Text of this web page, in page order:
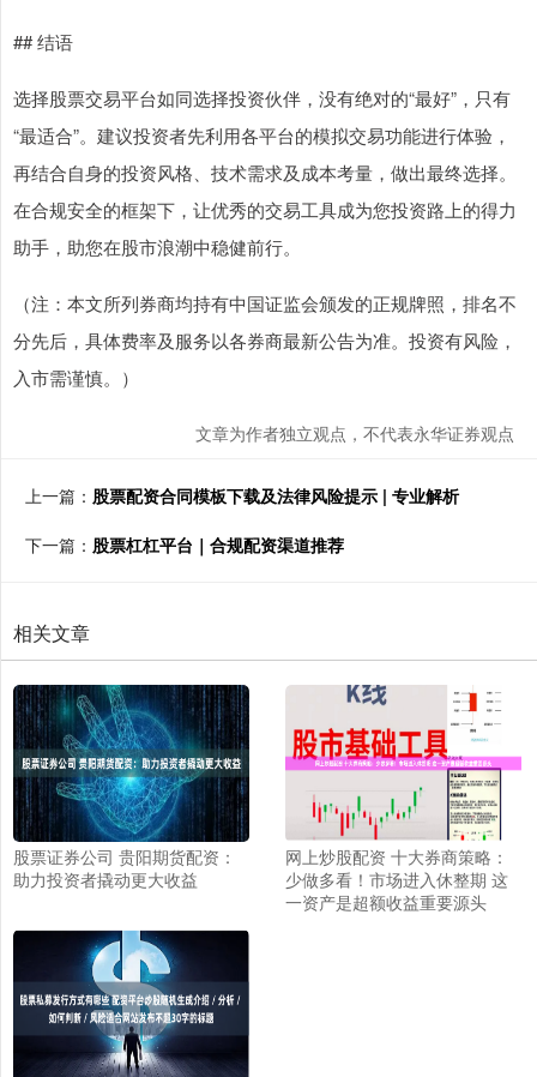
## 结语
选择股票交易平台如同选择投资伙伴，没有绝对的“最好”，只有
“最适合”。建议投资者先利用各平台的模拟交易功能进行体验，
再结合自身的投资风格、技术需求及成本考量，做出最终选择。
在合规安全的框架下，让优秀的交易工具成为您投资路上的得力
助手，助您在股市浪潮中稳健前行。
（注：本文所列券商均持有中国证监会颁发的正规牌照，排名不
分先后，具体费率及服务以各券商最新公告为准。投资有风险，
入市需谨慎。）
文章为作者独立观点，不代表永华证券观点
上一篇： 股票配资合同模板下载及法律风险提示 | 专业解析
下一篇： 股票杠杠平台｜合规配资渠道推荐
相关文章
股票证券公司 贵阳期货配资：
助力投资者撬动更大收益
网上炒股配资 十大券商策略：
少做多看！市场进入休整期 这
一资产是超额收益重要源头